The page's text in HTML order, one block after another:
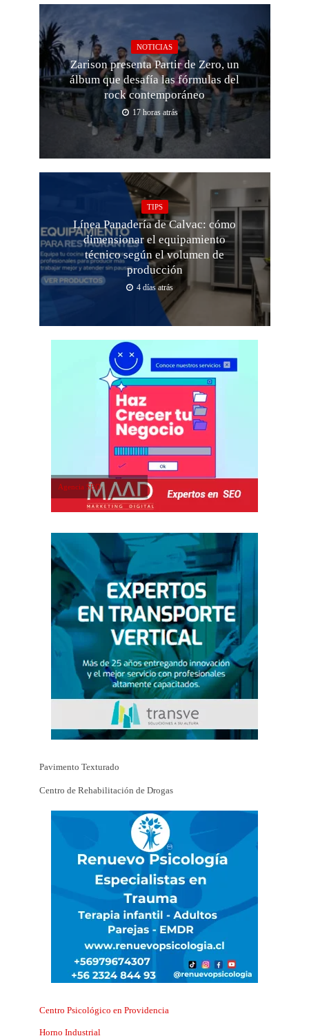
NOTICIAS
Zarison presenta Partir de Zero, un
álbum que desafía las fórmulas del
rock contemporáneo
17 horas atrás
TIPS
Línea Panadería de Calvac: cómo
dimensionar el equipamiento
técnico según el volumen de
producción
4 días atrás
Agencia SEO
Pavimento Texturado
Centro de Rehabilitación de Drogas
Centro Psicológico en Providencia
Horno Industrial